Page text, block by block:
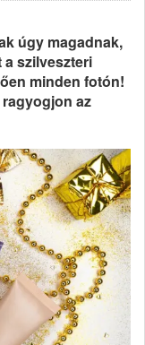
úgy magadnak,
szilveszteri
minden fotón!
az